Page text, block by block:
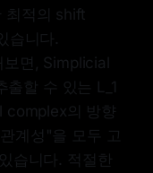
최적의 shift
습니다.
면, Simplicial
할 수 있는 L_1
complex의 방향
계성"을 모두 고
습니다. 적절한